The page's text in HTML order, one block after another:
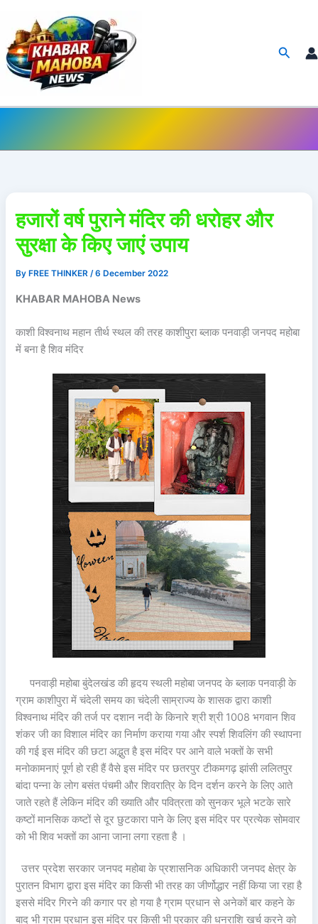
content
हजारों वर्ष पुराने मंदिर की धरोहर और
सुरक्षा के किए जाएं उपाय
By FREE THINKER/6 December 2022
KHABAR MAHOBA News
काशी विश्वनाथ महान तीर्थ स्थल की तरह काशीपुरा ब्लाक पनवाड़ी जनपद महोबा
में बना है शिव मंदिर
पनवाड़ी महोबा बुंदेलखंड की हृदय स्थली महोबा जनपद के ब्लाक पनवाड़ी के
ग्राम काशीपुरा में चंदेली समय का चंदेली साम्राज्य के शासक द्वारा काशी
विश्वनाथ मंदिर की तर्ज पर दशान नदी के किनारे श्री श्री 1008 भगवान शिव
शंकर जी का विशाल मंदिर का निर्माण कराया गया और स्पर्श शिवलिंग की स्थापना
की गई इस मंदिर की छटा अद्भुत है इस मंदिर पर आने वाले भक्तों के सभी
मनोकामनाएं पूर्ण हो रही हैं वैसे इस मंदिर पर छतरपुर टीकमगढ़ झांसी ललितपुर
बांदा पन्ना के लोग बसंत पंचमी और शिवरात्रि के दिन दर्शन करने के लिए आते
जाते रहते हैं लेकिन मंदिर की ख्याति और पवित्रता को सुनकर भूले भटके सारे
कष्टों मानसिक कष्टों से दूर छुटकारा पाने के लिए इस मंदिर पर प्रत्येक सोमवार
को भी शिव भक्तों का आना जाना लगा रहता है ।
उत्तर प्रदेश सरकार जनपद महोबा के प्रशासनिक अधिकारी जनपद क्षेत्र के
पुरातन विभाग द्वारा इस मंदिर का किसी भी तरह का जीर्णोद्धार नहीं किया जा रहा है
इससे मंदिर गिरने की कगार पर हो गया है ग्राम प्रधान से अनेकों बार कहने के
बाद भी ग्राम प्रधान इस मंदिर पर किसी भी प्रकार की धनराशि खर्च करने को